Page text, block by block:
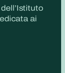
ai